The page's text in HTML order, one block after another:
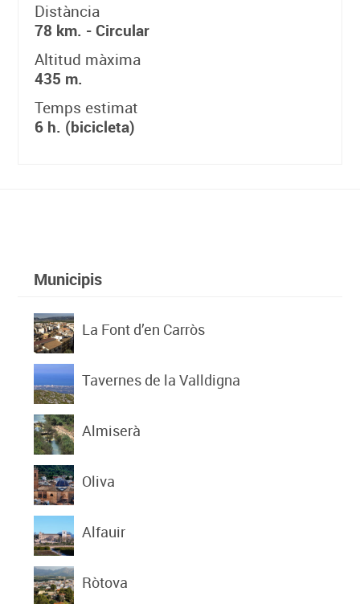
Distància
78 km. - Circular
Altitud màxima
435 m.
Temps estimat
6 h. (bicicleta)
Municipis
La Font d’en Carròs
Tavernes de la Valldigna
Almiserà
Oliva
Alfauir
Ròtova